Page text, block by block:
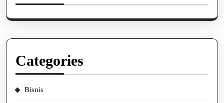
Categories
Bisnis